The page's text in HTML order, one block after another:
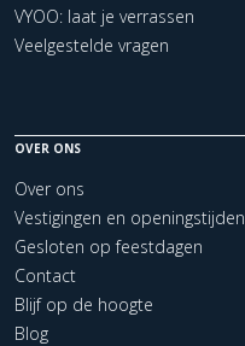
VYOO: laat je verrassen
Veelgestelde vragen
OVER ONS
Over ons
Vestigingen en openingstijden
Gesloten op feestdagen
Contact
Blijf op de hoogte
Blog